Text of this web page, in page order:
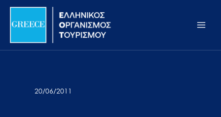
Σημείωση:
ιστότοπος
προσβασιμότητας.
Μετάβαση
περιεχόμενο
20/06/2011